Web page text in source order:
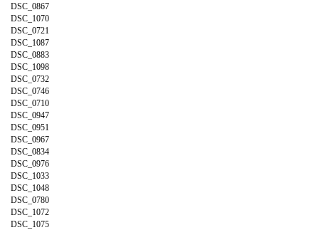
DSC_0867
DSC_1070
DSC_0721
DSC_1087
DSC_0883
DSC_1098
DSC_0732
DSC_0746
DSC_0710
DSC_0947
DSC_0951
DSC_0967
DSC_0834
DSC_0976
DSC_1033
DSC_1048
DSC_0780
DSC_1072
DSC_1075